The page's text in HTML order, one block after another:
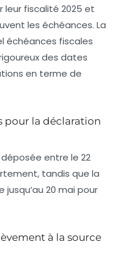
fiscalité 2025 et
les échéances. La
échéances fiscales
des dates
en terme de
pour la déclaration
entre le 22
tandis que la
20 mai pour
à la source